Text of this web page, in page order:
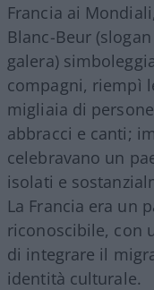
Francia ai
Blanc-Beur
galera)
compagni, riempì
migliaia di
abbracci e canti;
celebravano un
isolati e
La Francia era un
riconoscibile, con
di integrare il
identità culturale.